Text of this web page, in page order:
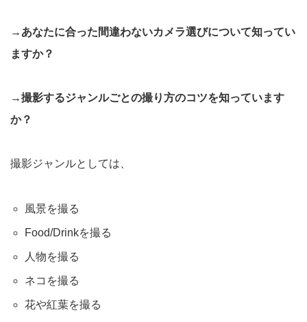
→あなたに合った間違わないカメラ選びについて知ってい
ますか？
→撮影するジャンルごとの撮り方のコツを知っています
か？
撮影ジャンルとしては、
風景を撮る
Food/Drinkを撮る
人物を撮る
ネコを撮る
花や紅葉を撮る